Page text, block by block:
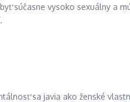
súčasne vysoko sexuálny a
sa javia ako ženské